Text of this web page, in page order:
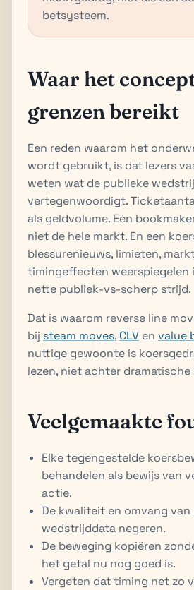
betsysteem.
Waar het
grenzen bereikt
Een reden waarom het
wordt gebruikt, is dat lezers
weten wat de publieke
vertegenwoordigt.
als geldvolume. Eén
niet de hele markt. En een
blessurenieuws, limieten,
timingeffecten weerspiegelen
nette publiek-vs-scherp strijd.
Dat is waarom reverse line
bij steam moves, CLV en value
nuttige gewoonte is
lezen, niet achter dramatische
Veelgemaakte
Elke tegengestelde
behandelen als bewijs van
actie.
De kwaliteit en omvang van
wedstrijddata negeren.
De beweging kopiëren
het getal nu nog goed is.
Vergeten dat timing net zo